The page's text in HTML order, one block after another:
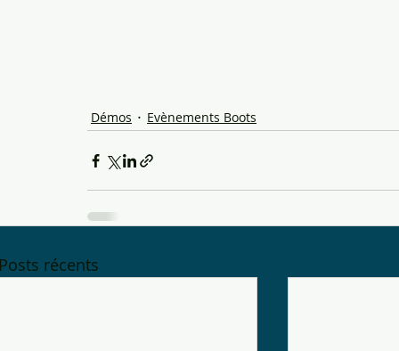
Démos Evènements Boots
récents